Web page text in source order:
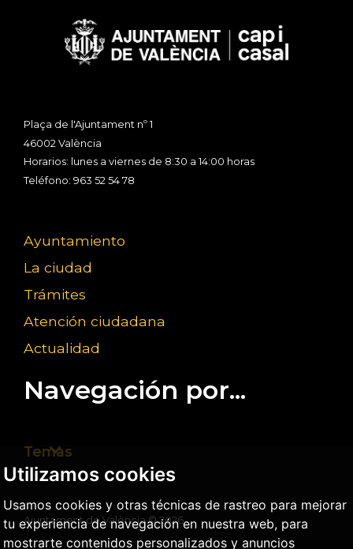
Utilizamos cookies
Usamos cookies y otras técnicas de rastreo para mejorar
tu experiencia de navegación en nuestra web, para
mostrarte contenidos personalizados y anuncios
Plaça de l'Ajuntament nº 1
46002 València
Horarios: lunes a viernes de 8:30 a 14:00 horas
Teléfono: 963 52 54 78
Ayuntamiento
La ciudad
Trámites
Atención ciudadana
Actualidad
Navegación por...
Temas
Ajuntament de València ©2026